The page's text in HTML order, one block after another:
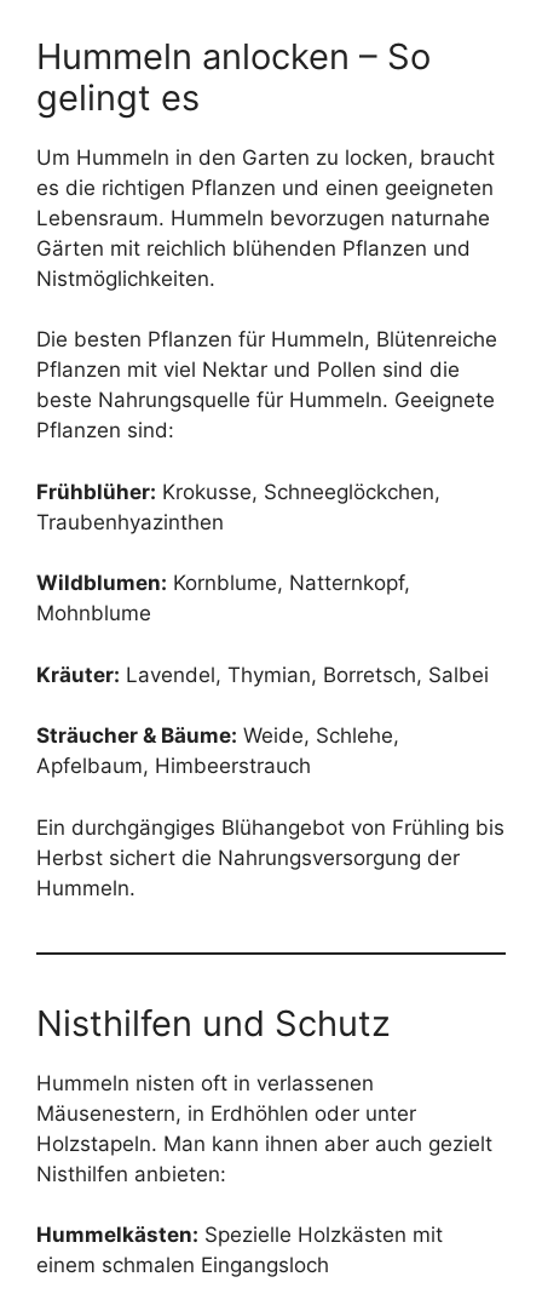
Hummeln anlocken – So
gelingt es
Um Hummeln in den Garten zu locken, braucht
es die richtigen Pflanzen und einen geeigneten
Lebensraum. Hummeln bevorzugen naturnahe
Gärten mit reichlich blühenden Pflanzen und
Nistmöglichkeiten.
Die besten Pflanzen für Hummeln, Blütenreiche
Pflanzen mit viel Nektar und Pollen sind die
beste Nahrungsquelle für Hummeln. Geeignete
Pflanzen sind:
Frühblüher: Krokusse, Schneeglöckchen,
Traubenhyazinthen
Wildblumen: Kornblume, Natternkopf,
Mohnblume
Kräuter: Lavendel, Thymian, Borretsch, Salbei
Sträucher & Bäume: Weide, Schlehe,
Apfelbaum, Himbeerstrauch
Ein durchgängiges Blühangebot von Frühling bis
Herbst sichert die Nahrungsversorgung der
Hummeln.
Nisthilfen und Schutz
Hummeln nisten oft in verlassenen
Mäusenestern, in Erdhöhlen oder unter
Holzstapeln. Man kann ihnen aber auch gezielt
Nisthilfen anbieten:
Hummelkästen: Spezielle Holzkästen mit
einem schmalen Eingangsloch